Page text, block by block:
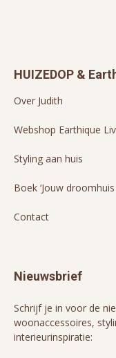
HUIZEDOP &
Over Judith
Webshop Earthique
Styling aan huis
Boek ‘Jouw
Contact
Nieuwsbrief
Schrijf je in voor de
woonaccessoires,
interieurinspiratie: